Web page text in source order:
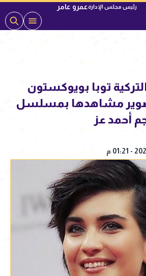
رئيس مجلس الإدارةعمرو عامر
توبا بويوكستون
تصوير مشاهدها بمسلسل
أحمد عز